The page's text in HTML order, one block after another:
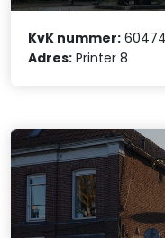
KvK nummer:
Adres: Printer 8